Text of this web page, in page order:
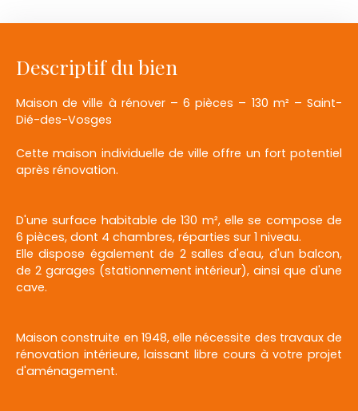
Descriptif du bien
Maison de ville à rénover – 6 pièces – 130 m² – Saint-
Dié-des-Vosges
Cette maison individuelle de ville offre un fort potentiel
après rénovation.
D'une surface habitable de 130 m², elle se compose de
6 pièces, dont 4 chambres, réparties sur 1 niveau.
Elle dispose également de 2 salles d'eau, d'un balcon,
de 2 garages (stationnement intérieur), ainsi que d'une
cave.
Maison construite en 1948, elle nécessite des travaux de
rénovation intérieure, laissant libre cours à votre projet
d'aménagement.